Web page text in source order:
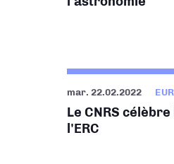
mar. 22.02.2022
Le CNRS
l'ERC